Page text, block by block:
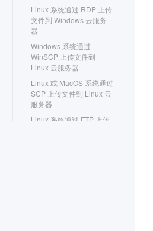
Linux 系统通过 RDP 上传
文件到 Windows 云服务
器
Windows 系统通过
WinSCP 上传文件到
Linux 云服务器
Linux 或 MacOS 系统通过
SCP 上传文件到 Linux 云
服务器
Linux 系统通过 FTP 上传